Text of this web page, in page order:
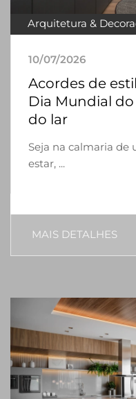
Arquitetura &
10/07/2026
Acordes de
Dia Mundial
do lar
Seja na calmaria de
estar, ...
MAIS DETALHES